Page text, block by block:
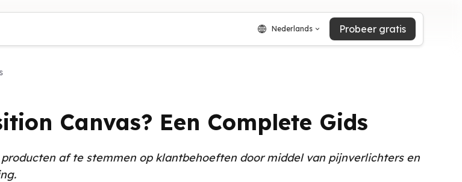
Nederlands Probeer gratis
Canvas? Een Complete Gids
af te stemmen op klantbehoeften door middel van pijnverlichters en